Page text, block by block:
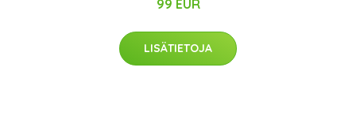
99 EUR
LISÄTIETOJA